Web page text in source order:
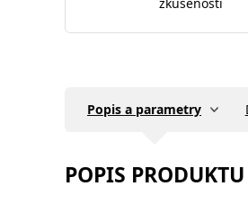
Popis a parametry
POPIS PRODUKTU